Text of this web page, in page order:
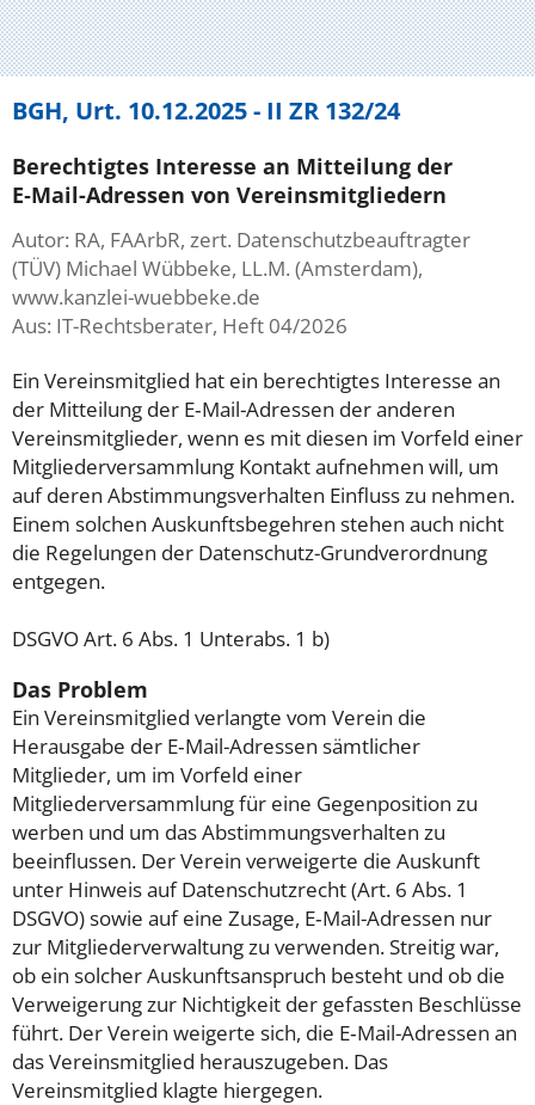
BGH, Urt. 10.12.2025 - II ZR 132/24
Berechtigtes Interesse an Mitteilung der
E‑Mail-Adressen von Vereinsmitgliedern
Autor: RA, FAArbR, zert. Datenschutzbeauftragter
(TÜV) Michael Wübbeke, LL.M. (Amsterdam),
www.kanzlei-wuebbeke.de
Aus: IT-Rechtsberater, Heft 04/2026
Ein Vereinsmitglied hat ein berechtigtes Interesse an
der Mitteilung der E‑Mail-Adressen der anderen
Vereinsmitglieder, wenn es mit diesen im Vorfeld einer
Mitgliederversammlung Kontakt aufnehmen will, um
auf deren Abstimmungsverhalten Einfluss zu nehmen.
Einem solchen Auskunftsbegehren stehen auch nicht
die Regelungen der Datenschutz-Grundverordnung
entgegen.
DSGVO Art. 6 Abs. 1 Unterabs. 1 b)
Das Problem
Ein Vereinsmitglied verlangte vom Verein die
Herausgabe der E‑Mail-Adressen sämtlicher
Mitglieder, um im Vorfeld einer
Mitgliederversammlung für eine Gegenposition zu
werben und um das Abstimmungsverhalten zu
beeinflussen. Der Verein verweigerte die Auskunft
unter Hinweis auf Datenschutzrecht (Art. 6 Abs. 1
DSGVO) sowie auf eine Zusage, E‑Mail-Adressen nur
zur Mitgliederverwaltung zu verwenden. Streitig war,
ob ein solcher Auskunftsanspruch besteht und ob die
Verweigerung zur Nichtigkeit der gefassten Beschlüsse
führt. Der Verein weigerte sich, die E‑Mail-Adressen an
das Vereinsmitglied herauszugeben. Das
Vereinsmitglied klagte hiergegen.